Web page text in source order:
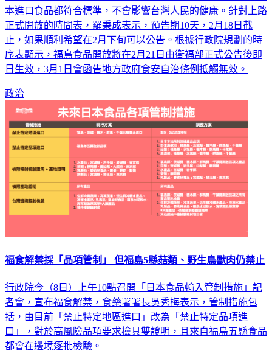
本進口食品都符合標準，不會影響台灣人民的健康。針對上路
正式開放的時間表，羅秉成表示，預告期10天，2月18日截
止，如果順利希望在2月下旬可以公告。根據行政院規劃的時
序表顯示，福島食品開放將在2月21日由衛福部正式公告後即
日生效，3月1日會函告地方政府食安自治條例抵觸無效。
政治
福食解禁採「品項管制」 但福島5縣菇類、野生鳥獸肉仍禁止
行政院今（8日）上午10點召開「日本食品輸入管制措施」記
者會，宣布福食解禁，食藥署署長吳秀梅表示，管制措施包
括，由目前「禁止特定地區進口」改為「禁止特定品項進
口」，對於高風險品項要求檢具雙證明，且來自福島五縣食品
都會在邊境逐批檢驗。